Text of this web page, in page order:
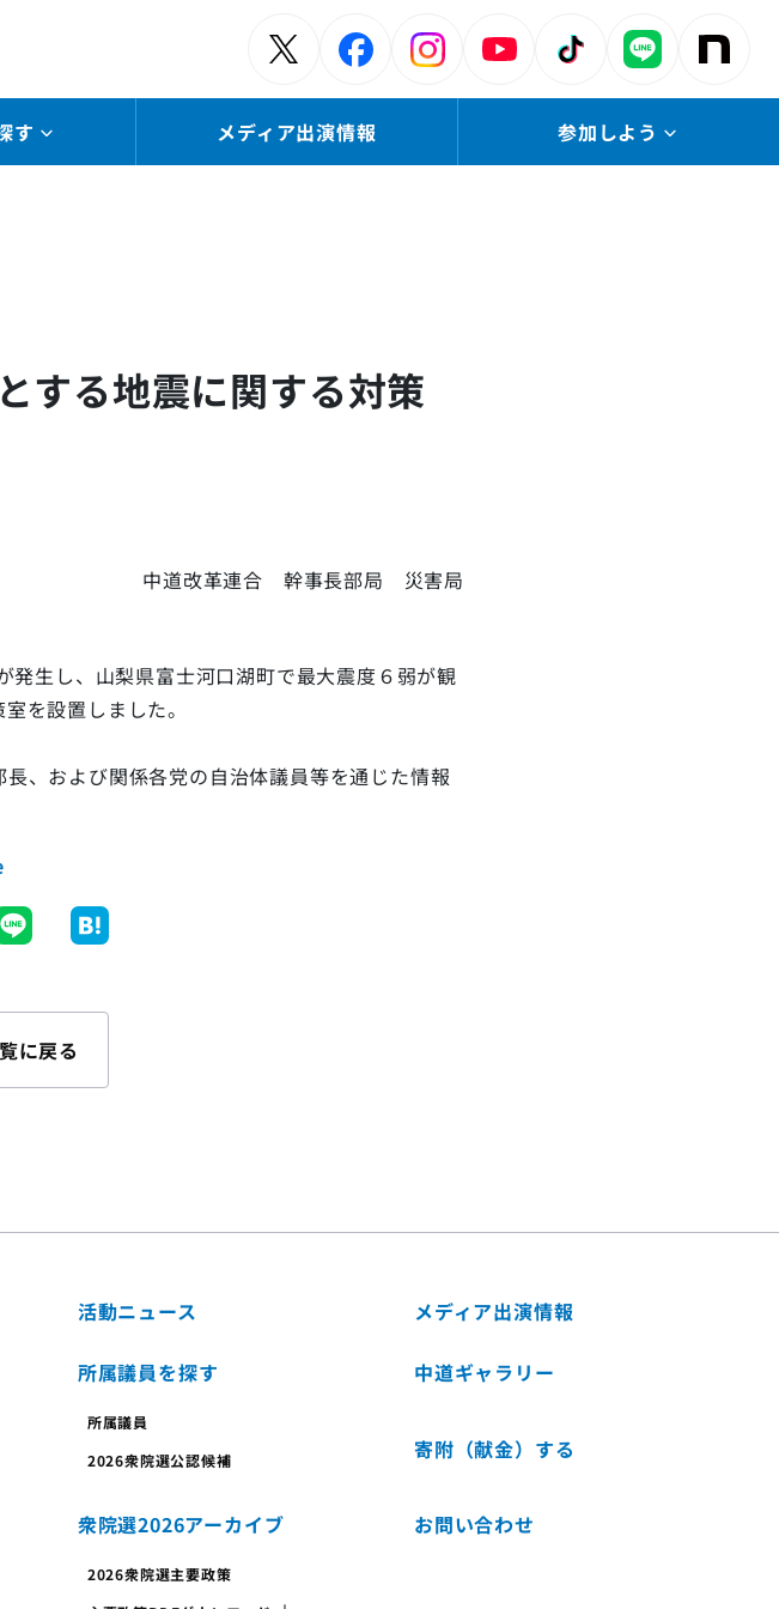
す メディア出演情報 参加しよう
する地震に関する対策
中道改革連合 幹事長部局 災害局
生し、山梨県富士河口湖町で最大震度６弱が観
を設置しました。
、および関係各党の自治体議員等を通じた情報
に戻る
活動ニュース
所属議員を探す
所属議員
2026衆院選公認候補
衆院選2026アーカイブ
2026衆院選主要政策
メディア出演情報
中道ギャラリー
寄附（献金）する
お問い合わせ